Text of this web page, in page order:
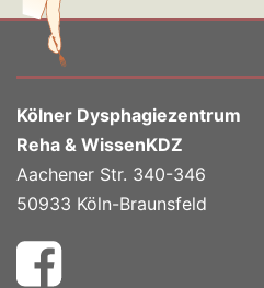
Kölner Dysphagiezentrum
Reha & WissenKDZ
Aachener Str. 340-346
50933 Köln-Braunsfeld